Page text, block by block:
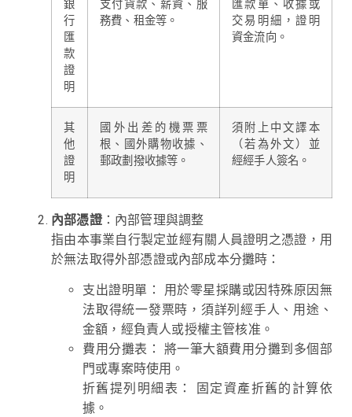
銀
行
匯
款
證
明
支付貨款、薪資、服
務費、租金等。
匯款單、收據或
交易明細，證明
資金流向。
其
他
證
明
國外出差的機票票
根、國外購物收據、
郵政劃撥收據等。
須附上中文譯本
（若為外文）並
經經手人簽名。
內部憑證：內部管理與調整
指由本事業自行製定並經有關人員證明之憑證，用
於無法取得外部憑證或內部成本分攤時：
支出證明單： 用於零星採購或因特殊原因無
法取得統一發票時，須詳列經手人、用途、
金額，經負責人或授權主管核准。
費用分攤表： 將一筆大額費用分攤到多個部
門或專案時使用。
折舊提列明細表： 固定資產折舊的計算依
據。